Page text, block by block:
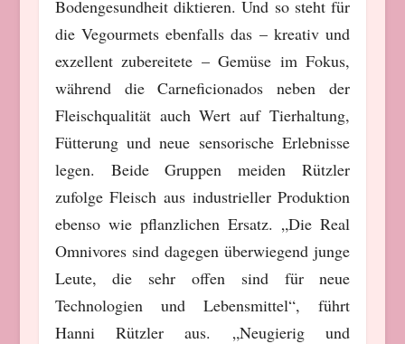
Bodengesundheit diktieren. Und so steht für
die Vegourmets ebenfalls das – kreativ und
exzellent zubereitete – Gemüse im Fokus,
während die Carneficionados neben der
Fleischqualität auch Wert auf Tierhaltung,
Fütterung und neue sensorische Erlebnisse
legen. Beide Gruppen meiden Rützler
zufolge Fleisch aus industrieller Produktion
ebenso wie pflanzlichen Ersatz. „Die Real
Omnivores sind dagegen überwiegend junge
Leute, die sehr offen sind für neue
Technologien und Lebensmittel“, führt
Hanni Rützler aus. „Neugierig und